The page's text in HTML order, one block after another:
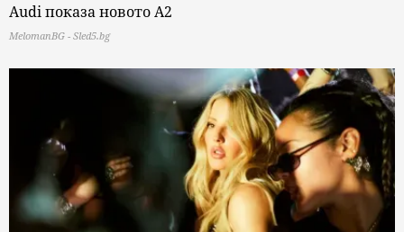
Audi показа новото A2
MelomanBG - Sled5.bg